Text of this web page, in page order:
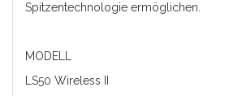
Spitzentechnologie ermöglichen.
MODELL
LS50 Wireless II